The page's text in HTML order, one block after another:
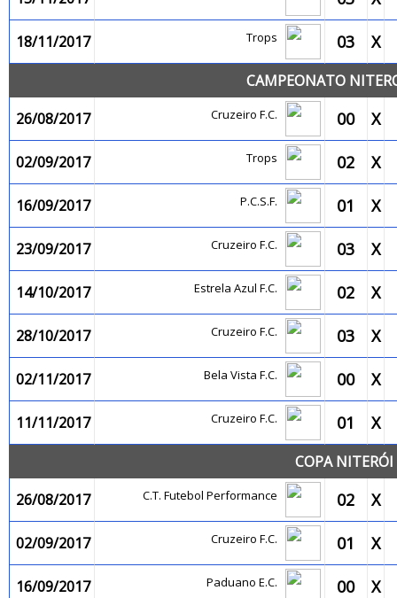
18/11/2017 Trops 03 X
CAMPEONATO
26/08/2017
Cruzeiro F.C. 00 X
02/09/2017 Trops 02 X
16/09/2017 P.C.S.F. 01 X
23/09/2017 Cruzeiro F.C. 03 X
14/10/2017 Estrela Azul F.C. 02 X
28/10/2017 Cruzeiro F.C. 03 X
02/11/2017 Bela Vista F.C. 00 X
11/11/2017 Cruzeiro F.C. 01 X
COPA
26/08/2017
C.T. Futebol Performance 02 X
02/09/2017 Cruzeiro F.C. 01 X
16/09/2017 Paduano E.C. 00 X